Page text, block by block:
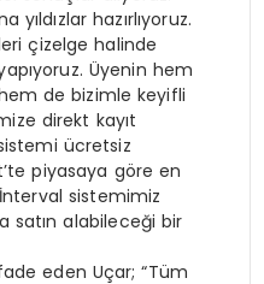
hazırlıyoruz.
çizelge halinde
Üyenin hem
de bizimle keyifli
direkt kayıt
ücretsiz
piyasaya göre en
sistemimiz
satın alabileceği bir
eden Uçar; “Tüm